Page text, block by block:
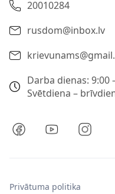
20010284
rusdom@inbox.lv
Darba dienas: 9:00
Svētdiena –
Privātuma politika